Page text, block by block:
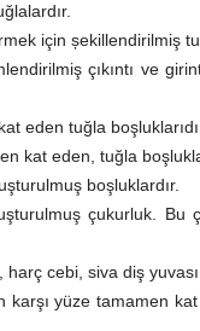
için șekillendirilmiş
çıkıntı ve
eden tuğla
kat eden, tuğla
boşluklardır.
çukurluk. Bu
cebi, siva diş
yüze tamamen